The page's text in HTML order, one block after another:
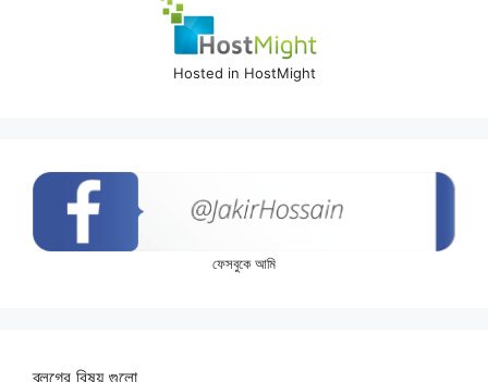
Hosted in HostMight
ফেসবুকে আমি